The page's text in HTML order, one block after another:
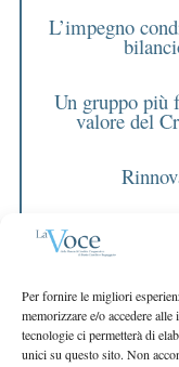
Per fornire le migliori
memorizzare e/o accedere
tecnologie ci permetterà di
unici su questo sito. Non
L’impegno
Un gruppo più
valore del
Bilancio